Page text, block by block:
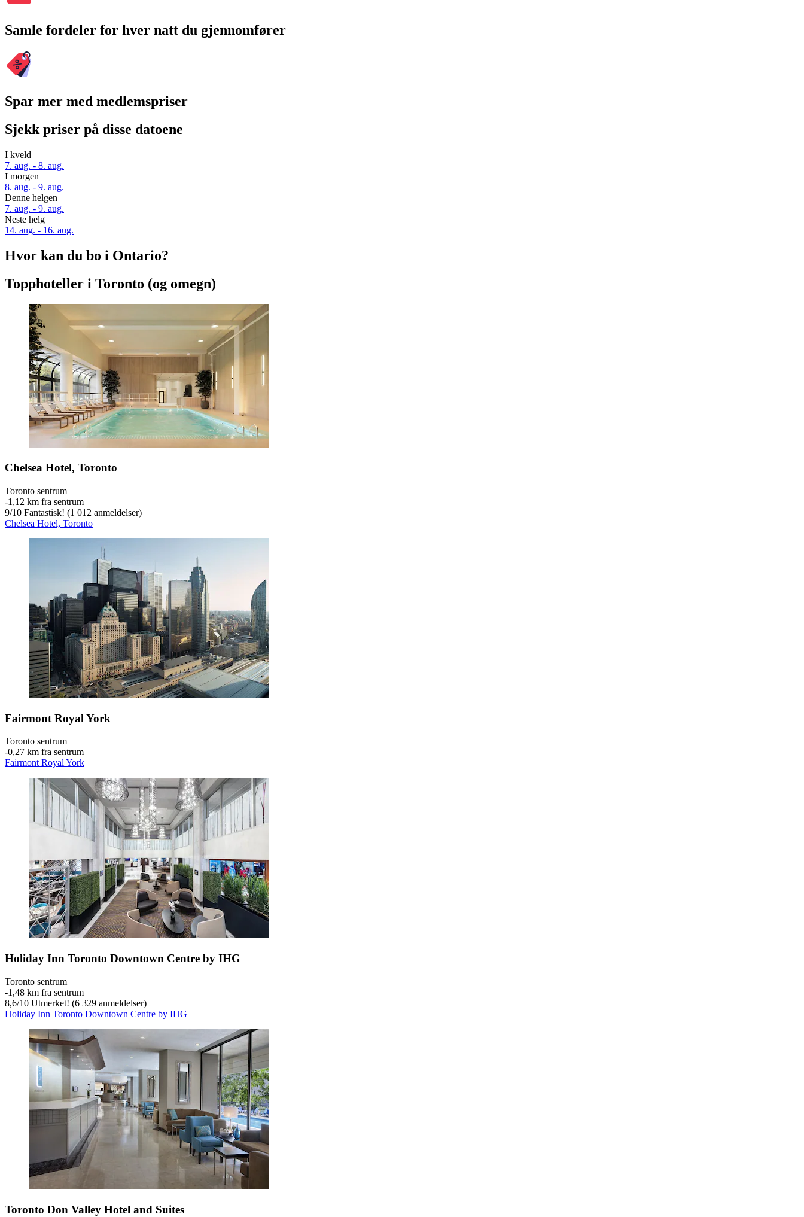
Samle fordeler for hver natt du gjennomfører
Spar mer med medlemspriser
Sjekk priser på disse datoene
I kveld
7. aug. - 8. aug.
I morgen
8. aug. - 9. aug.
Denne helgen
7. aug. - 9. aug.
Neste helg
14. aug. - 16. aug.
Hvor kan du bo i Ontario?
Topphoteller i Toronto (og omegn)
Chelsea Hotel, Toronto
Toronto sentrum
‐1,12 km fra sentrum
9/10 Fantastisk! (1 012 anmeldelser)
Chelsea Hotel, Toronto
Fairmont Royal York
Toronto sentrum
‐0,27 km fra sentrum
Fairmont Royal York
Holiday Inn Toronto Downtown Centre by IHG
Toronto sentrum
‐1,48 km fra sentrum
8,6/10 Utmerket! (6 329 anmeldelser)
Holiday Inn Toronto Downtown Centre by IHG
Toronto Don Valley Hotel and Suites